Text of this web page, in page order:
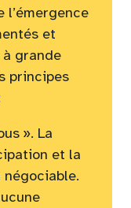
l’émergence
et
à grande
principes
». La
et la